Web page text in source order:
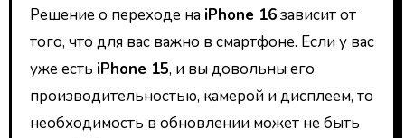
Решение о переходе на iPhone 16зависит от
того, что для вас важно в смартфоне. Если у вас
уже есть iPhone 15, и вы довольны его
производительностью, камерой и дисплеем, то
необходимость в обновлении может не быть